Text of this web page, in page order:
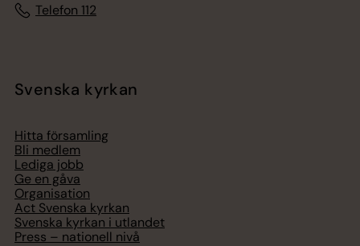
Telefon 112
Svenska kyrkan
Hitta församling
Bli medlem
Lediga jobb
Ge en gåva
Organisation
Act Svenska kyrkan
Svenska kyrkan i utlandet
Press – nationell nivå